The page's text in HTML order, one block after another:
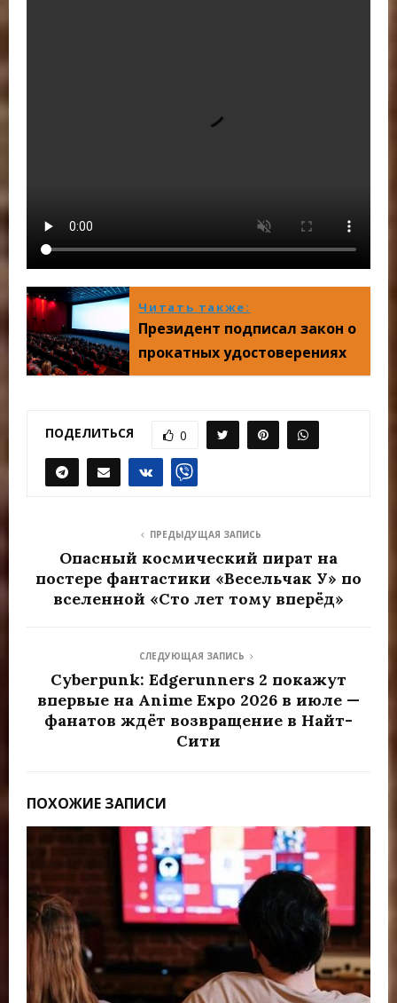
Читать также:
Президент подписал закон о
прокатных удостоверениях
ПОДЕЛИТЬСЯ 0
ПРЕДЫДУЩАЯ ЗАПИСЬ
Опасный космический пират на
постере фантастики «Весельчак У» по
вселенной «Сто лет тому вперёд»
СЛЕДУЮЩАЯ ЗАПИСЬ
Cyberpunk: Edgerunners 2 покажут
впервые на Anime Expo 2026 в июле —
фанатов ждёт возвращение в Найт-
Сити
ПОХОЖИЕ ЗАПИСИ